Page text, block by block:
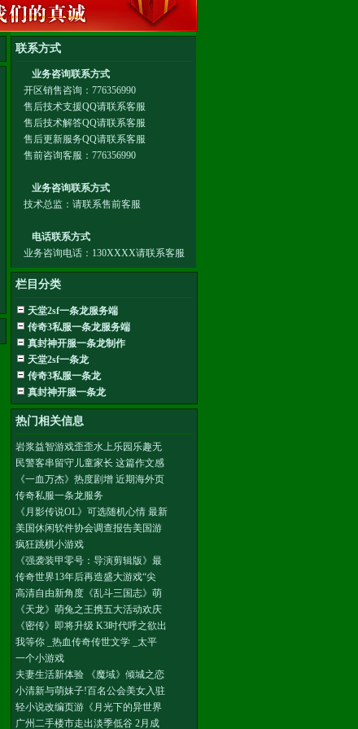
栏目分类
天堂2sf一条龙服务端
传奇3私服一条龙服务端
真封神开服一条龙制作
天堂2sf一条龙
传奇3私服一条龙
真封神开服一条龙
热门相关信息
岩浆益智游戏歪歪水上乐园乐趣无
民警客串留守儿童家长 这篇作文感
《一血万杰》热度剧增 近期海外页
传奇私服一条龙服务
《月影传说OL》可选随机心情 最新
美国休闲软件协会调查报告美国游
疯狂跳棋小游戏
《强袭装甲零号：导演剪辑版》最
传奇世界13年后再造盛大游戏“尖
高清自由新角度《乱斗三国志》萌
《天龙》萌兔之王携五大活动欢庆
《密传》即将升级 K3时代呼之欲出
我等你 _热血传奇传世文学 _太平
一个小游戏
夫妻生活新体验 《魔域》倾城之恋
小清新与萌妹子!百名公会美女入驻
轻小说改编页游《月光下的异世界
广州二手楼市走出淡季低谷 2月成